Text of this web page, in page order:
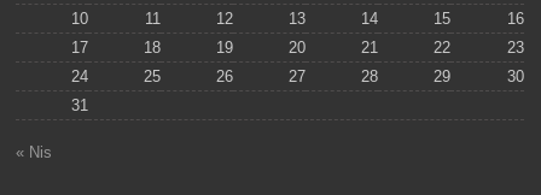
10
11 12 13 14 15
16
17
18 19 20 21 22
23
24
25 26 27 28 29
30
31
« Nis